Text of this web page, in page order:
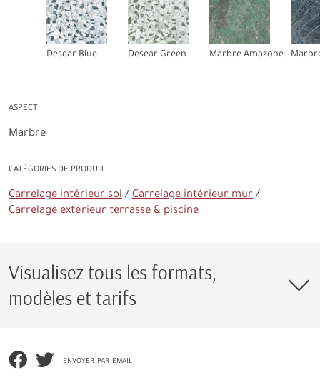
Desear Blue Desear Green Marbre Amazone
ASPECT
Marbre
CATÉGORIES DE PRODUIT
Carrelage intérieur sol
Carrelage intérieur mur
Carrelage extérieur terrasse & piscine
Visualisez tous les formats,
modèles et tarifs
envoyer par email